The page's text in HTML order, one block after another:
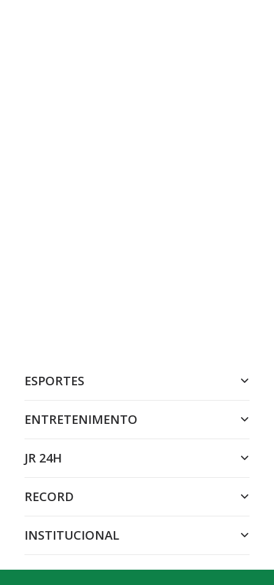
ESPORTES
ENTRETENIMENTO
JR 24H
RECORD
INSTITUCIONAL